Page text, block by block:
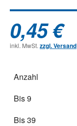
0,45 €
inkl. MwSt. zzgl. Versand
Anzahl
Bis9
Bis39